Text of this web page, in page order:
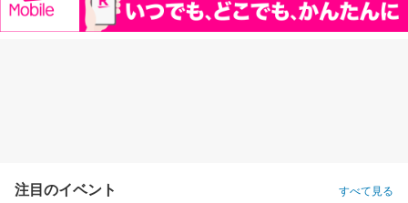
注目のイベント すべて見る